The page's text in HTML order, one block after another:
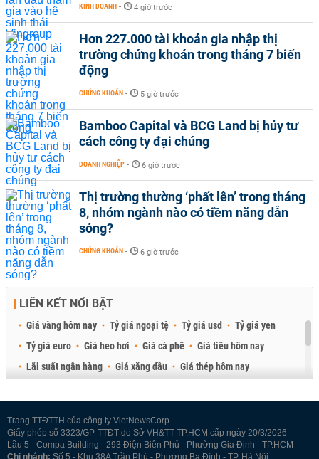
KINH DOANH - 4 giờ trước
Hơn 227.000 tài khoản gia nhập thị
trường chứng khoán trong tháng 7 biến
động
CHỨNG KHOÁN - 5 giờ trước
Bamboo Capital và BCG Land bị hủy tư
cách công ty đại chúng
DOANH NGHIỆP - 6 giờ trước
Thị trường thường ‘phất lên’ trong tháng
8, nhóm ngành nào có tiềm năng dẫn
sóng?
CHỨNG KHOÁN - 6 giờ trước
LIÊN KẾT NỔI BẬT
Giá vàng hôm nay Tỷ giá ngoại tệ Tỷ giá usd
Tỷ giá yen
Tỷ giá euro
Giá heo hơi Giá cà phê
Giá tiêu hôm nay
Lãi suất ngân hàng
Giá xăng dầu
Giá thép hôm nay
Trang TTĐTTH của công ty VietNewsCorp
Giấy phép số 3323/GP-TTĐT do Sở VH&TT TP.HCM cấp ngày 20/3/2026
Lầu 5 - Compa Building - 293 Điện Biên Phủ - Phường Gia Định - TP.HCM
Chi nhánh: Số 5 - Khu 38A Trần Phú - Phường Ba Đình - TP. Hà Nội